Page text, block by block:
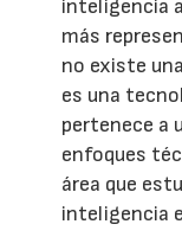
inteligencia
más
no existe
es una
pertenece a
enfoques
área que
inteligencia